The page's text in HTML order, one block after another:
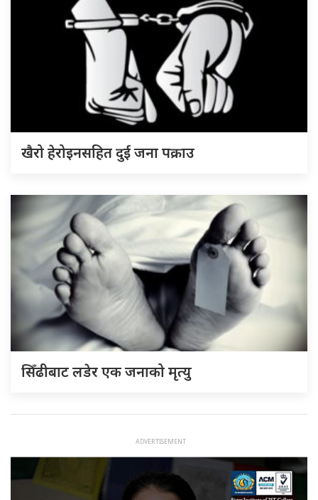
खैरो हेरोइनसहित दुई जना पक्राउ
सिँढीबाट लडेर एक जनाको मृत्यु